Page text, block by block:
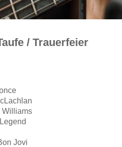
/ Trauerfeier
Williams
Jovi